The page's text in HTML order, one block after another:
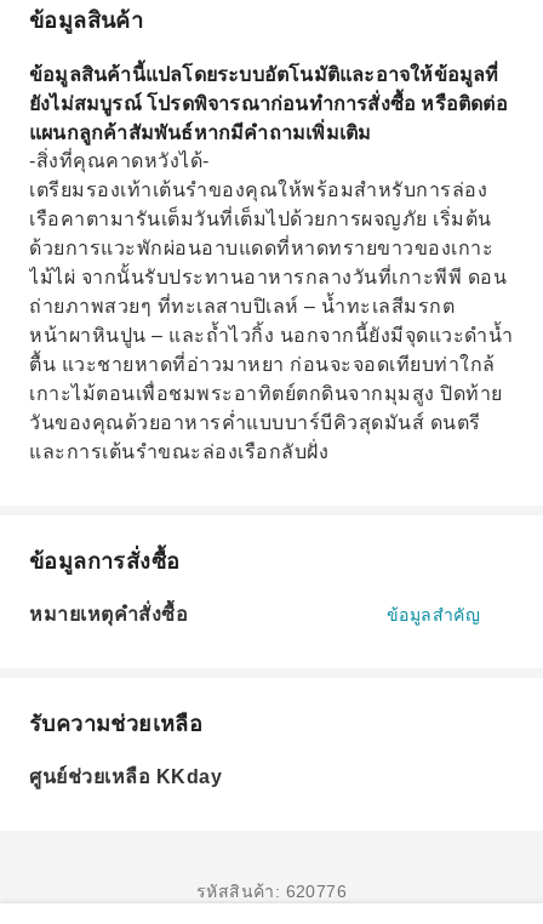
นี้ยังมีจุดแวะดำน้ำตื้น แวะชายหาดที่อ่าวมาหยา
พระอาทิตย์ตกดินจากมุมสูง ปิดท้ายวันของคุณด้วย
อาหารค่ำแบบบาร์บีคิวสุดมันส์ ดนตรี และการ
เต้นรำขณะล่องเรือกลับฝั่ง
ข้อมูลสินค้า
ข้อมูลสินค้านี้แปลโดยระบบอัตโนมัติและอาจให้ข้อมูลที่
ยังไม่สมบูรณ์ โปรดพิจารณาก่อนทำการสั่งซื้อ หรือติดต่อ
แผนกลูกค้าสัมพันธ์หากมีคำถามเพิ่มเติม
-สิ่งที่คุณคาดหวังได้-
เตรียมรองเท้าเต้นรำของคุณให้พร้อมสำหรับการล่อง
เรือคาตามารันเต็มวันที่เต็มไปด้วยการผจญภัย เริ่มต้น
ด้วยการแวะพักผ่อนอาบแดดที่หาดทรายขาวของเกาะ
ไม้ไผ่ จากนั้นรับประทานอาหารกลางวันที่เกาะพีพี ดอน
ถ่ายภาพสวยๆ ที่ทะเลสาบปิเลห์ – น้ำทะเลสีมรกต
หน้าผาหินปูน – และถ้ำไวกิ้ง นอกจากนี้ยังมีจุดแวะดำน้ำ
ตื้น แวะชายหาดที่อ่าวมาหยา ก่อนจะจอดเทียบท่าใกล้
เกาะไม้ตอนเพื่อชมพระอาทิตย์ตกดินจากมุมสูง ปิดท้าย
วันของคุณด้วยอาหารค่ำแบบบาร์บีคิวสุดมันส์ ดนตรี
และการเต้นรำขณะล่องเรือกลับฝั่ง
ข้อมูลการสั่งซื้อ
หมายเหตุคำสั่งซื้อ ข้อมูลสำคัญ
รับความช่วยเหลือ
ศูนย์ช่วยเหลือ KKday
รหัสสินค้า: 620776